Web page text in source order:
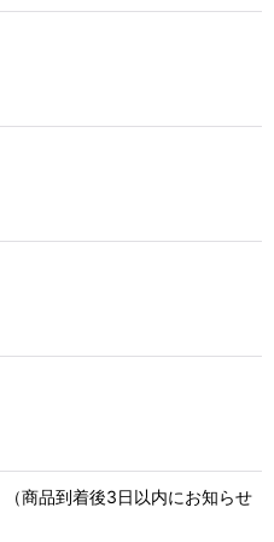
商品到着後3日以内にお知らせ